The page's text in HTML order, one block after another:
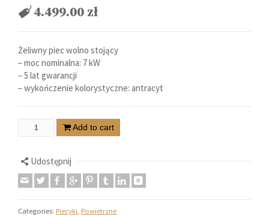
4.499.00 zł
Żeliwny piec wolno stojący
– moc nominalna: 7 kW
– 5 lat gwarancji
– wykończenie kolorystyczne: antracyt
Add to cart
Udostępnij
Categories: Piecyki Powietrzne